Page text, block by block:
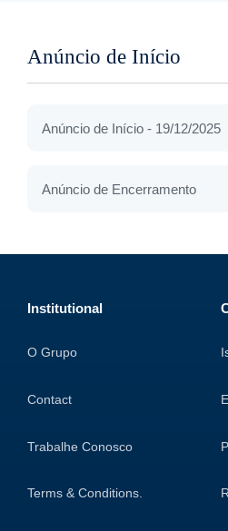
Anúncio de Início
Anúncio de Início - 19/12/2025
Anúncio de Encerramento
Institutional
O Grupo
Contact
Trabalhe Conosco
Terms & Conditions.